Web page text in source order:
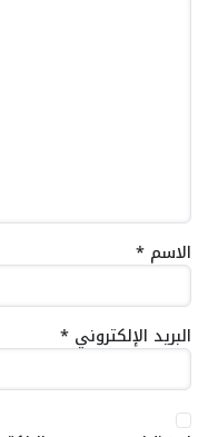
الاسم *
البريد الإلكتروني *